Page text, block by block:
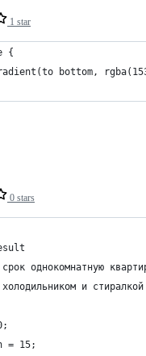
1 star
{
bottom,
0 stars
однокомнатную
и стиралкой
= 15;